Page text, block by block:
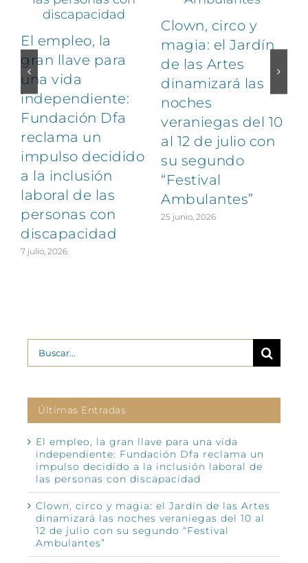
El empleo, la
gran llave para
una vida
independiente:
Fundación Dfa
reclama un
impulso decidido
a la inclusión
laboral de las
personas con
discapacidad
7 julio, 2026
Clown, circo y
magia: el Jardín
de las Artes
dinamizará las
noches
veraniegas del 10
al 12 de julio con
su segundo
“Festival
Ambulantes”
25 junio, 2026
Buscar:
Últimas Entradas
El empleo, la gran llave para una vida
independiente: Fundación Dfa reclama un
impulso decidido a la inclusión laboral de
las personas con discapacidad
Clown, circo y magia: el Jardín de las Artes
dinamizará las noches veraniegas del 10 al
12 de julio con su segundo “Festival
Ambulantes”